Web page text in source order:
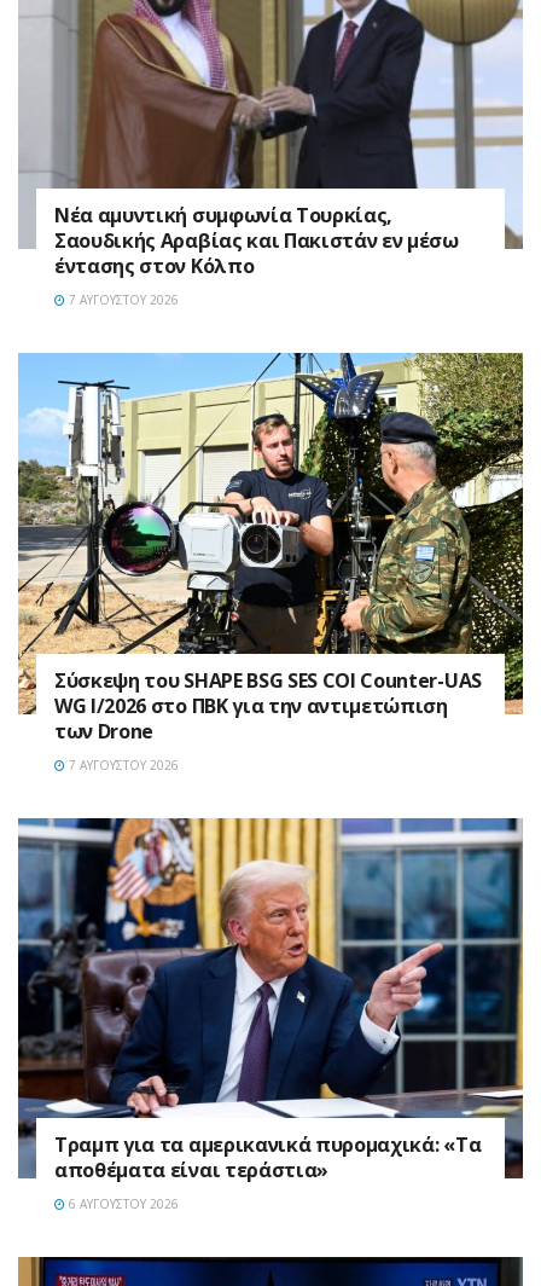
Νέα αμυντική συμφωνία Τουρκίας,
Σαουδικής Αραβίας και Πακιστάν εν μέσω
έντασης στον Κόλπο
7 ΑΥΓΟΎΣΤΟΥ 2026
Σύσκεψη του SHAPE BSG SES COI Counter-UAS
WG I/2026 στο ΠΒΚ για την αντιμετώπιση
των Drone
7 ΑΥΓΟΎΣΤΟΥ 2026
Τραμπ για τα αμερικανικά πυρομαχικά: «Τα
αποθέματα είναι τεράστια»
6 ΑΥΓΟΎΣΤΟΥ 2026